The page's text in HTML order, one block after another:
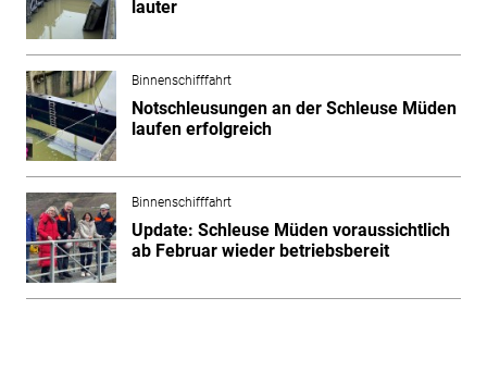
lauter
Binnenschifffahrt
Notschleusungen an der Schleuse Müden
laufen erfolgreich
Binnenschifffahrt
Update: Schleuse Müden voraussichtlich
ab Februar wieder betriebsbereit